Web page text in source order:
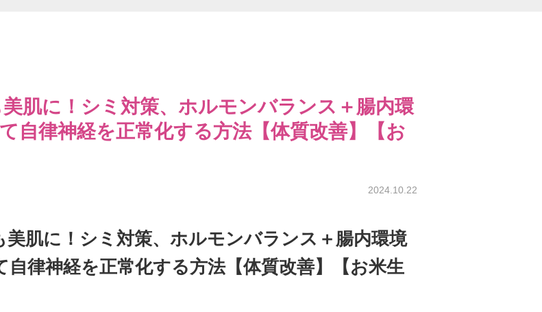
美肌に！シミ対策、ホルモンバランス＋腸内環
自律神経を正常化する方法【体質改善】【お
2024.10.22
美肌に！シミ対策、ホルモンバランス＋腸内環境
律神経を正常化する方法【体質改善】【お米生